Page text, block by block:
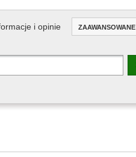
i opinie ZAAWANSOWANE